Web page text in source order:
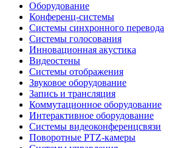
Оборудование
Конференц-системы
Системы синхронного перевода
Системы голосования
Инновационная акустика
Видеостены
Системы отображения
Звуковое оборудование
Запись и трансляция
Коммутационное оборудование
Интерактивное оборудование
Системы видеоконференцсвязи
Поворотные PTZ-камеры